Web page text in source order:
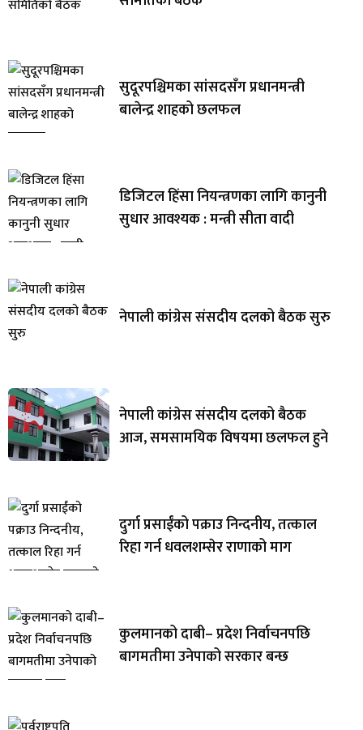
सुदूरपश्चिमका सांसदसँग प्रधानमन्त्री
बालेन्द्र शाहको छलफल
डिजिटल हिंसा नियन्त्रणका लागि कानुनी
सुधार आवश्यक : मन्त्री सीता वादी
नेपाली कांग्रेस संसदीय दलको बैठक सुरु
नेपाली कांग्रेस संसदीय दलको बैठक
आज, समसामयिक विषयमा छलफल हुने
दुर्गा प्रसाईंको पक्राउ निन्दनीय, तत्काल
रिहा गर्न धवलशम्सेर राणाको माग
कुलमानको दाबी– प्रदेश निर्वाचनपछि
बागमतीमा उनेपाको सरकार बन्छ